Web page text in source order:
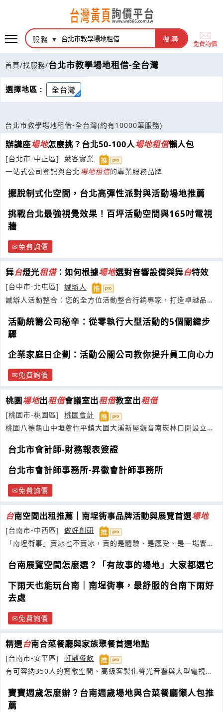
服務 搜尋
免費詢價
首頁/找服務/台北市教學場地租借-全台灣
選擇地區 : 全台灣
台北市教學場地租借-全台灣(約有10000筆服務)
辦講座場地怎麼挑？台北50-100人場地租借懶人包
[台北市-中正區]
萊客實業
一站式公司登記與台北場地租借的專業服務品牌
擺脫制式化空間，台北高彈性派對與活動場地推薦
挑戰台北最強視覺效果！百坪活動空間與165吋電視
牆
免費詢價
舞台燈光租借：如何根據場地選對音響設備與舞台特效
[台中市-北屯區]
誠辦人
誠辦人活動整合：您的全方位活動整合行銷專家，打造卓越品牌
活動統籌公司秘辛：從零執行大型活動的5個關鍵步
驟
企業家庭日企劃：活動公關公司教你提升員工向心力
免費詢價
桃園場地出租借會議室出租借教室出租借
[桃園市-桃園區]
桃園會計
桃園八德龜山中壢蘆竹平鎮大園大溪新屋觀音南崁林口開設立申
台北市會計師-財務報表簽證
台北市會計師事務所-昇徽會計師事務所
免費詢價
台南空間出租推薦｜南埕衖事品牌活動與展覽首選場地
[台南市-中西區]
做好創研
「南埕衖事」賣冰也不賣冰，賣的是體驗、是感受、是一場饗
台南展覽空間怎麼選？「有故事的場地」大家都選它
下雨天也能玩台南｜南埕衖事，最舒服的台南下雨好
去處
免費詢價
精選台南合菜餐廳與家族聚餐首選地點
[台南市-安平區]
軒鼎餐飲
有可容納350人的寬敞空間、高級客製化聲光音響與大型電視
寶寶週歲怎麼辦？台南週歲場地與合菜餐廳懶人包推
薦